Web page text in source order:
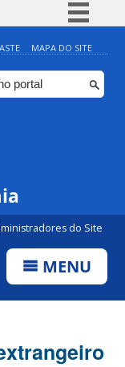
BR
MAPA DO SITE
do Site
MENU